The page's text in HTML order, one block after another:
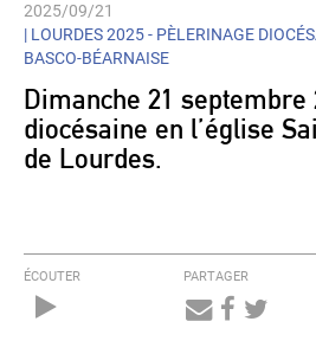
2025/09/21
| LOURDES 2025 - PÈLERINAGE
BASCO-BÉARNAISE
Dimanche 21 septembre
diocésaine en l’église
de Lourdes.
ÉCOUTER PARTAGER